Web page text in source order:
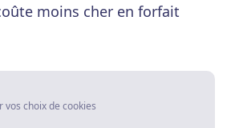
moins cher en forfait
vos choix de cookies